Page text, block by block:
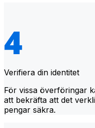
Verifiera din identitet
För vissa överföringar
att bekräfta att det
pengar säkra.